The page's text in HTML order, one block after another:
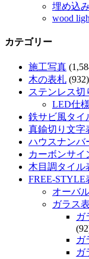
埋め込
wood
カテゴリー
施工写真
木の表札 (932)
ステンレス切
LED仕様
鉄サビ風タイ
真鍮切り文字
ハウスナンバ
カーボンサイ
木目調タイル
FREE-STYLE
オーバ
ガラス
ガ
ガ
ガ